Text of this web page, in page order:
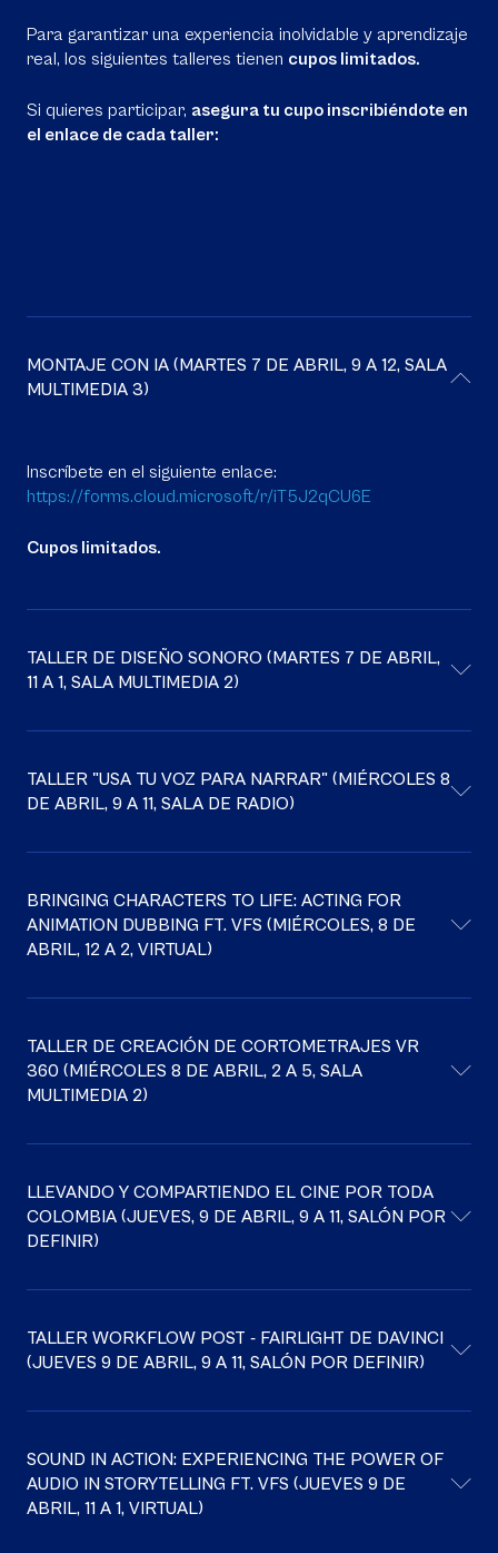
Para garantizar una experiencia inolvidable y aprendizaje
real, los siguientes talleres tienen cupos limitados.
Si quieres participar, asegura tu cupo inscribiéndote en
el enlace de cada taller:
MONTAJE CON IA (MARTES 7 DE ABRIL, 9 A 12, SALA
MULTIMEDIA 3)
Inscríbete en el siguiente enlace:
https://forms.cloud.microsoft/r/iT5J2qCU6E
Cupos limitados.
TALLER DE DISEÑO SONORO (MARTES 7 DE ABRIL,
11 A 1, SALA MULTIMEDIA 2)
TALLER "USA TU VOZ PARA NARRAR" (MIÉRCOLES 8
DE ABRIL, 9 A 11, SALA DE RADIO)
BRINGING CHARACTERS TO LIFE: ACTING FOR
ANIMATION DUBBING FT. VFS (MIÉRCOLES, 8 DE
ABRIL, 12 A 2, VIRTUAL)
TALLER DE CREACIÓN DE CORTOMETRAJES VR
360 (MIÉRCOLES 8 DE ABRIL, 2 A 5, SALA
MULTIMEDIA 2)
LLEVANDO Y COMPARTIENDO EL CINE POR TODA
COLOMBIA (JUEVES, 9 DE ABRIL, 9 A 11, SALÓN POR
DEFINIR)
TALLER WORKFLOW POST - FAIRLIGHT DE DAVINCI
(JUEVES 9 DE ABRIL, 9 A 11, SALÓN POR DEFINIR)
SOUND IN ACTION: EXPERIENCING THE POWER OF
AUDIO IN STORYTELLING FT. VFS (JUEVES 9 DE
ABRIL, 11 A 1, VIRTUAL)